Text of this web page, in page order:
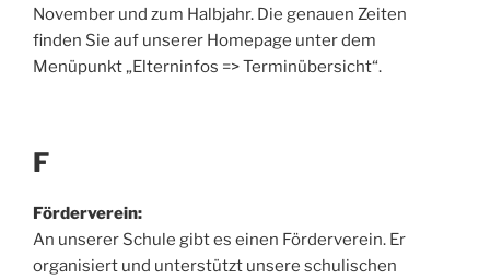
November und zum Halbjahr. Die genauen Zeiten
finden Sie auf unserer Homepage unter dem
Menüpunkt „Elterninfos => Terminübersicht“.
F
Förderverein:
An unserer Schule gibt es einen Förderverein. Er
organisiert und unterstützt unsere schulischen